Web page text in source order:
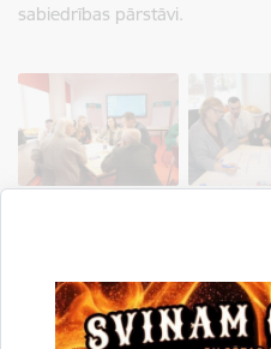
sabiedrības pārstāvi.
Saistītas tēmas